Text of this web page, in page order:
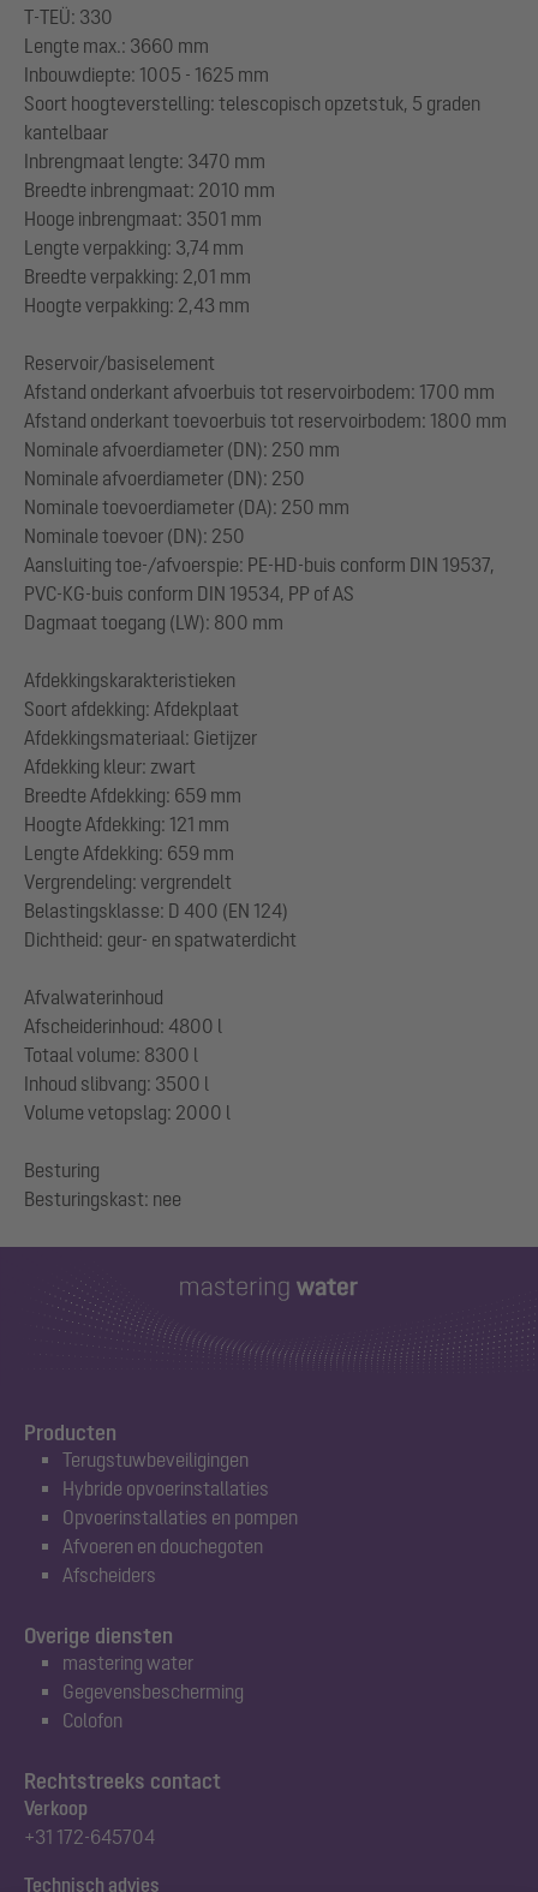
T-TEÜ: 330
Lengte max.: 3660 mm
Inbouwdiepte: 1005 - 1625 mm
Soort hoogteverstelling: telescopisch opzetstuk, 5 graden
kantelbaar
Inbrengmaat lengte: 3470 mm
Breedte inbrengmaat: 2010 mm
Hooge inbrengmaat: 3501 mm
Lengte verpakking: 3,74 mm
Breedte verpakking: 2,01 mm
Hoogte verpakking: 2,43 mm
Reservoir/basiselement
Afstand onderkant afvoerbuis tot reservoirbodem: 1700 mm
Afstand onderkant toevoerbuis tot reservoirbodem: 1800 mm
Nominale afvoerdiameter (DN): 250 mm
Nominale afvoerdiameter (DN): 250
Nominale toevoerdiameter (DA): 250 mm
Nominale toevoer (DN): 250
Aansluiting toe-/afvoerspie: PE-HD-buis conform DIN 19537,
PVC-KG-buis conform DIN 19534, PP of AS
Dagmaat toegang (LW): 800 mm
Afdekkingskarakteristieken
Soort afdekking: Afdekplaat
Afdekkingsmateriaal: Gietijzer
Afdekking kleur: zwart
Breedte Afdekking: 659 mm
Hoogte Afdekking: 121 mm
Lengte Afdekking: 659 mm
Vergrendeling: vergrendelt
Belastingsklasse: D 400 (EN 124)
Dichtheid: geur- en spatwaterdicht
Afvalwaterinhoud
Afscheiderinhoud: 4800 l
Totaal volume: 8300 l
Inhoud slibvang: 3500 l
Volume vetopslag: 2000 l
Besturing
Producten
Terugstuwbeveiligingen
Hybride opvoerinstallaties
Opvoerinstallaties en pompen
Afvoeren en douchegoten
Afscheiders
Rechtstreeks contact
Verkoop
+31 172-645704
Technisch advies
Overige diensten
mastering water
Gegevensbescherming
Colofon